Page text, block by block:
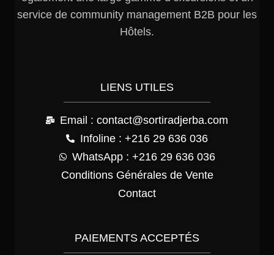
service de community management B2B pour les
Hôtels.
LIENS UTILES
Email : contact@sortiradjerba.com
Infoline : +216 29 636 036
WhatsApp : +216 29 636 036
Conditions Générales de Vente
Contact
PAIEMENTS ACCEPTÉS